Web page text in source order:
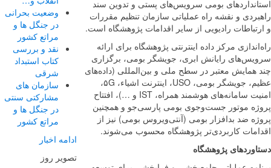
بومی سرویس‌های پستی و تدوین سند
و نقشه راه عملیاتی سازمان تنظیم مقررات
رادیویی از سایر اقدامات پژوهشگاه است.
مرکز داده اینترنتی پژوهشگاه برای ارائه
رایانش ابری، جویشگر بومی، برگزاری
همایش معتبر در سطح ملی و بین‌المللی (داده‌های
عظیم، جویشگر بومی، USO، اینترنت اشیاء، ۵G،
امنیت سامانه‌های هوشمند همراه، IST و …)، افتتاح
موتور جست‌وجوی بومی پارسی‌جو و همچنین
ضد بدافزار بومی (آنتی‌ویروس بومی) نیز از
کاربردی‌تر پژوهشگاه محسوب می‌شوند.
پژوهشگاه
وضعیت بحرانی
در جنگل ها و
مراتع کشور
نقد و بررسی
کتاب استبداد
شرقی
سازمان های
مشارکتی سنتی
در جنگل ها و
مراتع کشور
ادامه اخبار
تصویر روز